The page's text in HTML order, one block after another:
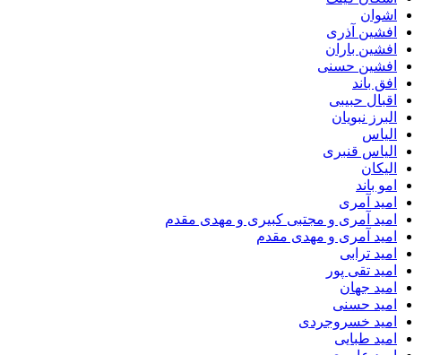
اشوان
افشین آذری
افشین باران
افشین حسنی
افق باند
اقبال حبیبی
البرز نبویان
الیاس
الیاس قنبرى
الیکان
امو باند
امید آمری
امید آمری و مجتبی کبیری و مهدى مقدم
امید آمری و مهدی مقدم
امید ترابی
امید تقی پور
امید جهان
امید حسنی
امید خسروجردی
امید طبایی